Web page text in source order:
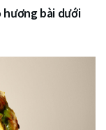
hương bài dưới